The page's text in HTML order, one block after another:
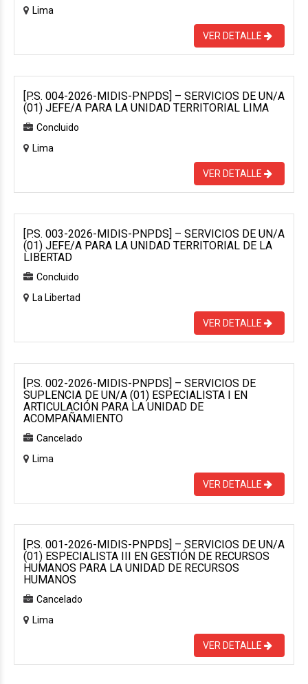
Lima
VER DETALLE
[P.S. 004-2026-MIDIS-PNPDS] – SERVICIOS DE UN/A
(01) JEFE/A PARA LA UNIDAD TERRITORIAL LIMA
Concluido
Lima
VER DETALLE
[P.S. 003-2026-MIDIS-PNPDS] – SERVICIOS DE UN/A
(01) JEFE/A PARA LA UNIDAD TERRITORIAL DE LA
LIBERTAD
Concluido
La Libertad
VER DETALLE
[P.S. 002-2026-MIDIS-PNPDS] – SERVICIOS DE
SUPLENCIA DE UN/A (01) ESPECIALISTA I EN
ARTICULACIÓN PARA LA UNIDAD DE
ACOMPAÑAMIENTO
Cancelado
Lima
VER DETALLE
[P.S. 001-2026-MIDIS-PNPDS] – SERVICIOS DE UN/A
(01) ESPECIALISTA III EN GESTIÓN DE RECURSOS
HUMANOS PARA LA UNIDAD DE RECURSOS
HUMANOS
Cancelado
Lima
VER DETALLE